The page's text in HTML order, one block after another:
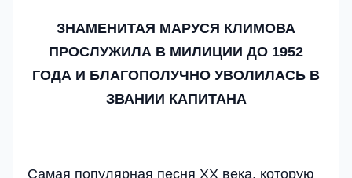
ЗНАМЕНИТАЯ МАРУСЯ КЛИМОВА
ПРОСЛУЖИЛА В МИЛИЦИИ ДО 1952
ГОДА И БЛАГОПОЛУЧНО УВОЛИЛАСЬ В
ЗВАНИИ КАПИТАНА
Самая популярная песня ХХ века, которую